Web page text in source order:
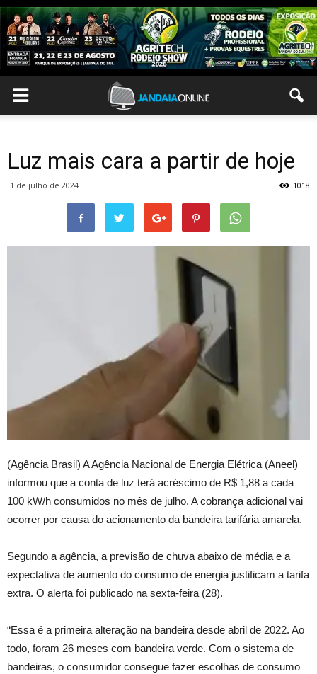
Luz mais cara a partir de hoje
1 de julho de 2024 1018
(Agência Brasil) A Agência Nacional de Energia Elétrica (Aneel)
informou que a conta de luz terá acréscimo de R$ 1,88 a cada
100 kW/h consumidos no mês de julho. A cobrança adicional vai
ocorrer por causa do acionamento da bandeira tarifária amarela.
Segundo a agência, a previsão de chuva abaixo de média e a
expectativa de aumento do consumo de energia justificam a tarifa
extra. O alerta foi publicado na sexta-feira (28).
“Essa é a primeira alteração na bandeira desde abril de 2022. Ao
todo, foram 26 meses com bandeira verde. Com o sistema de
bandeiras, o consumidor consegue fazer escolhas de consumo